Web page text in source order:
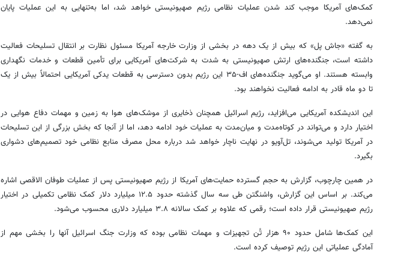
کمک‌های آمریکا موجب کند شدن عملیات نظامی رژیم صهیونیستی خواهد شد، اما به‌تنهایی به این عملیات پایان
نمی‌دهد.
به گفته «جاش پل» که بیش از یک دهه در بخشی از وزارت خارجه آمریکا مسئول نظارت بر انتقال تسلیحات فعالیت
داشته است، جنگنده‌های ارتش صهیونیستی به شدت به شرکت‌های آمریکایی برای تأمین قطعات و خدمات نگهداری
وابسته هستند. او می‌گوید جنگنده‌های اف-۳۵ این رژیم بدون دسترسی به قطعات یدکی آمریکایی احتمالاً بیش از یک
تا دو ماه قادر به ادامه فعالیت نخواهند بود.
این اندیشکده آمریکایی می‌افزاید، رژیم اسرائیل همچنان ذخایری از موشک‌های هوا به زمین و مهمات دفاع هوایی در
اختیار دارد و می‌تواند در کوتاه‌مدت و میان‌مدت به عملیات خود ادامه دهد، اما از آنجا که بخش بزرگی از این تسلیحات
در آمریکا تولید می‌شوند، تل‌آویو در نهایت ناچار خواهد شد درباره محل مصرف منابع نظامی خود تصمیم‌های دشواری
بگیرد.
در همین چارچوب، گزارش به حجم گسترده حمایت‌های آمریکا از رژیم صهیونیستی پس از عملیات طوفان الاقصی اشاره
می‌کند. بر اساس این گزارش، واشنگتن طی سه سال گذشته حدود ۱۲.۵ میلیارد دلار کمک نظامی تکمیلی در اختیار
رژیم صهیونیستی قرار داده است؛ رقمی که علاوه بر کمک سالانه ۳.۸ میلیارد دلاری محسوب می‌شود.
این کمک‌ها شامل حدود ۹۰ هزار تُن تجهیزات و مهمات نظامی بوده که وزارت جنگ اسرائیل آنها را بخشی مهم از
آمادگی عملیاتی این رژیم توصیف کرده است.